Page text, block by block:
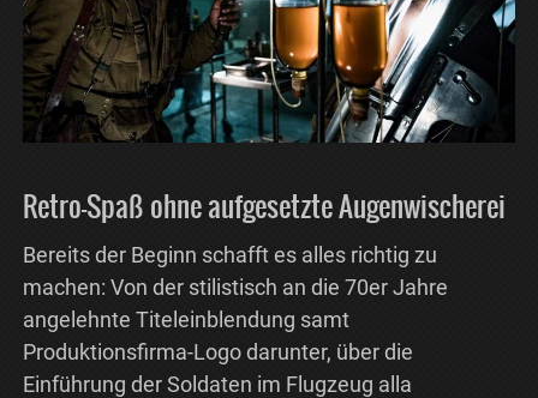
Retro-Spaß ohne aufgesetzte Augenwischerei
Bereits der Beginn schafft es alles richtig zu
machen: Von der stilistisch an die 70er Jahre
angelehnte Titeleinblendung samt
Produktionsfirma-Logo darunter, über die
Einführung der Soldaten im Flugzeug alla